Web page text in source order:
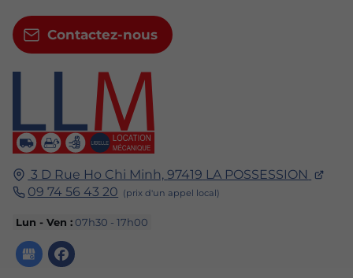
3 D Rue Ho Chi Minh, 97419 LA POSSESSION
09 74 56 43 20
Lun - Ven : 07h30 - 17h00
Contactez-nous